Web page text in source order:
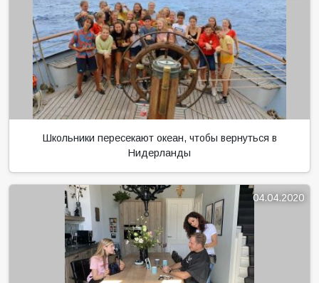
Школьники пересекают океан, чтобы вернуться в
Нидерланды
04.04.2020